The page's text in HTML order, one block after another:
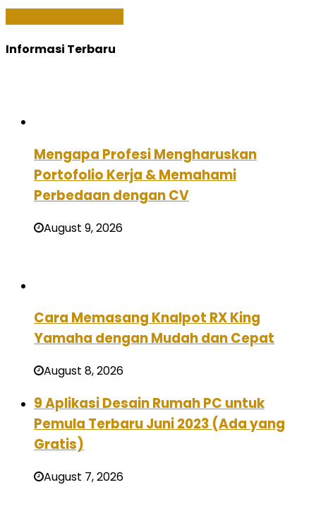
Informasi Terbaru
Mengapa Profesi Mengharuskan
Portofolio Kerja & Memahami
Perbedaan dengan CV
August 9, 2026
Cara Memasang Knalpot RX King
Yamaha dengan Mudah dan Cepat
August 8, 2026
9 Aplikasi Desain Rumah PC untuk
Pemula Terbaru Juni 2023 (Ada yang
Gratis)
August 7, 2026